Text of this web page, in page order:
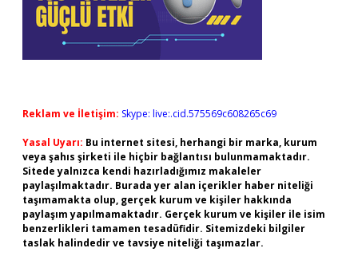
Reklam ve İletişim: Skype: live:.cid.575569c608265c69
Yasal Uyarı: Bu internet sitesi, herhangi bir marka, kurum
veya şahıs şirketi ile hiçbir bağlantısı bulunmamaktadır.
Sitede yalnızca kendi hazırladığımız makaleler
paylaşılmaktadır. Burada yer alan içerikler haber niteliği
taşımamakta olup, gerçek kurum ve kişiler hakkında
paylaşım yapılmamaktadır. Gerçek kurum ve kişiler ile isim
benzerlikleri tamamen tesadüfidir. Sitemizdeki bilgiler
taslak halindedir ve tavsiye niteliği taşımazlar.